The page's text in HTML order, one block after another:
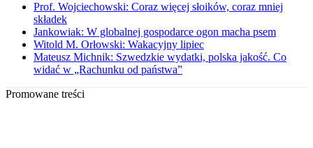
Prof. Wojciechowski: Coraz więcej słoików, coraz mniej
składek
Jankowiak: W globalnej gospodarce ogon macha psem
Witold M. Orłowski: Wakacyjny lipiec
Mateusz Michnik: Szwedzkie wydatki, polska jakość. Co
widać w „Rachunku od państwa”
Promowane treści